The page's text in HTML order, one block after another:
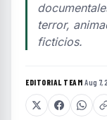
terror,
ficticios.
EDITORIAL TEAM·Aug 7,